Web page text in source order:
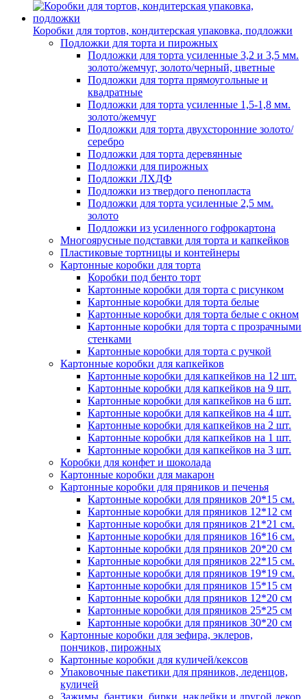
Коробки для тортов, кондитерская упаковка, подложки
Подложки для торта и пирожных
Подложки для торта усиленные 3,2 и 3,5 мм.
золото/жемчуг, золото/черный, цветные
Подложки для торта прямоугольные и
квадратные
Подложки для торта усиленные 1,5-1,8 мм.
золото/жемчуг
Подложки для торта двухсторонние золото/
серебро
Подложки для торта деревянные
Подложки для пирожных
Подложки ЛХДФ
Подложки из твердого пенопласта
Подложки для торта усиленные 2,5 мм.
золото
Подложки из усиленного гофрокартона
Многоярусные подставки для торта и капкейков
Пластиковые тортницы и контейнеры
Картонные коробки для торта
Коробки под бенто торт
Картонные коробки для торта с рисунком
Картонные коробки для торта белые
Картонные коробки для торта белые с окном
Картонные коробки для торта с прозрачными
стенками
Картонные коробки для торта с ручкой
Картонные коробки для капкейков
Картонные коробки для капкейков на 12 шт.
Картонные коробки для капкейков на 9 шт.
Картонные коробки для капкейков на 6 шт.
Картонные коробки для капкейков на 4 шт.
Картонные коробки для капкейков на 2 шт.
Картонные коробки для капкейков на 1 шт.
Картонные коробки для капкейков на 3 шт.
Коробки для конфет и шоколада
Картонные коробки для макарон
Картонные коробки для пряников и печенья
Картонные коробки для пряников 20*15 см.
Картонные коробки для пряников 12*12 см
Картонные коробки для пряников 21*21 см.
Картонные коробки для пряников 16*16 см.
Картонные коробки для пряников 20*20 см
Картонные коробки для пряников 22*15 см.
Картонные коробки для пряников 19*19 см.
Картонные коробки для пряников 15*15 см
Картонные коробки для пряников 12*20 см
Картонные коробки для пряников 25*25 см
Картонные коробки для пряников 30*20 см
Картонные коробки для зефира, эклеров,
пончиков, пирожных
Картонные коробки для куличей/кексов
Упаковочные пакетики для пряников, леденцов,
куличей
Зажимы, бантики, бирки, наклейки и другой декор